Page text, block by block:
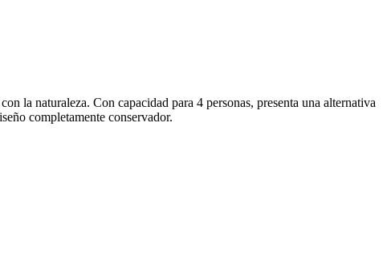
la naturaleza. Con capacidad para 4 personas, presenta una alternativa
completamente conservador.